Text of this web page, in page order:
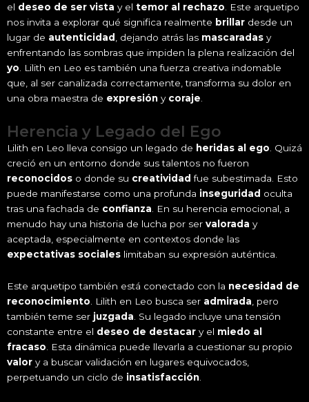
el deseo de ser vista y el temor al rechazo . Este arquetipo
nos invita a explorar qué significa realmente brillar desde un
lugar de autenticidad , dejando atrás las mascaradas y
enfrentando las sombras que impiden la plena realización del
yo . Lilith en Leo es también una fuerza creativa indomable
que, al ser canalizada correctamente, transforma su dolor en
una obra maestra de expresión y coraje
Herencia y Legado del Ego
Lilith en Leo lleva consigo un legado de heridas al ego . Quizá
creció en un entorno donde sus talentos no fueron
reconocidos o donde su creatividad fue subestimada. Esto
puede manifestarse como una profunda inseguridad oculta
tras una fachada de confianza . En su herencia emocional, a
menudo hay una historia de lucha por ser valorada y
aceptada, especialmente en contextos donde las
expectativas sociales limitaban su expresión auténtica.
Este arquetipo también está conectado con la necesidad de
reconocimiento . Lilith en Leo busca ser admirada , pero
también teme ser juzgada . Su legado incluye una tensión
constante entre el deseo de destacar y el miedo al
fracaso . Esta dinámica puede llevarla a cuestionar su propio
valor y a buscar validación en lugares equivocados,
perpetuando un ciclo de insatisfacción